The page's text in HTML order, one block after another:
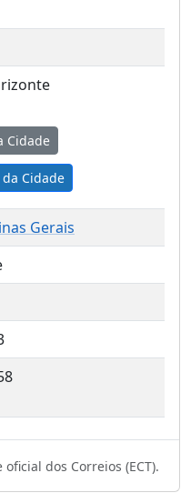
Cidade
Cidade
Gerais
dos Correios (ECT).